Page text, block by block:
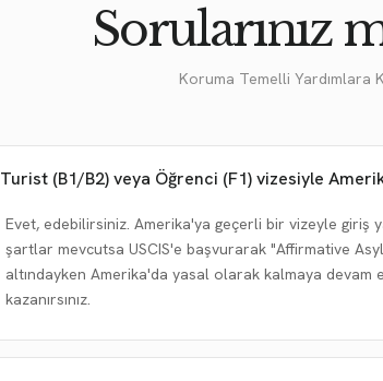
Sorularınız
Koruma Temelli Yardımlara
Turist (B1/B2) veya Öğrenci (F1) vizesiyle
Evet, edebilirsiniz. Amerika'ya geçerli bir vizeyle giriş
şartlar mevcutsa USCIS'e başvurarak "Affirmative
altındayken Amerika'da yasal olarak kalmaya
kazanırsınız.